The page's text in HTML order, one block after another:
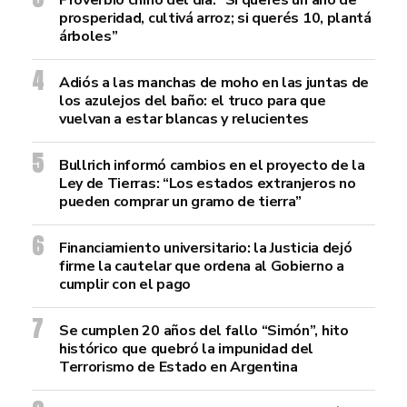
prosperidad, cultivá arroz; si querés 10, plantá
árboles”
Adiós a las manchas de moho en las juntas de
los azulejos del baño: el truco para que
vuelvan a estar blancas y relucientes
Bullrich informó cambios en el proyecto de la
Ley de Tierras: “Los estados extranjeros no
pueden comprar un gramo de tierra”
Financiamiento universitario: la Justicia dejó
firme la cautelar que ordena al Gobierno a
cumplir con el pago
Se cumplen 20 años del fallo “Simón”, hito
histórico que quebró la impunidad del
Terrorismo de Estado en Argentina